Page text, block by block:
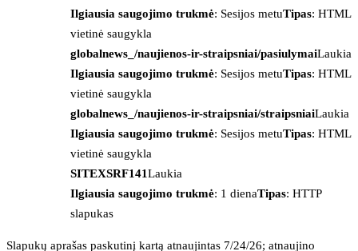
Ilgiausia saugojimo trukmė: Sesijos metuTipas: HTML
vietinė saugykla
globalnews_/naujienos-ir-straipsniai/pasiulymaiLaukia
Ilgiausia saugojimo trukmė: Sesijos metuTipas: HTML
vietinė saugykla
globalnews_/naujienos-ir-straipsniai/straipsniaiLaukia
Ilgiausia saugojimo trukmė: Sesijos metuTipas: HTML
vietinė saugykla
SITEXSRF141Laukia
Ilgiausia saugojimo trukmė: 1 dienaTipas: HTTP
slapukas
Slapukų aprašas paskutinį kartą atnaujintas 7/24/26; atnaujino